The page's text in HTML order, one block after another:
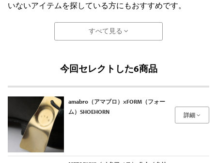
いないアイテムを探している方にもおすすめです。
すべて見る
今回セレクトした6商品
amabro（アマブロ）×FORM（フォー
ム）SHOEHORN
詳細